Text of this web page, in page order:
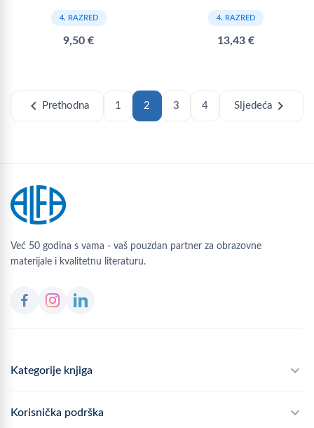
4. RAZRED
9,50 €
4. RAZRED
13,43 €
chevron_left Prethodna 1 2 3 4 Sljedeća chevron_right
Već 50 godina s vama - vaš pouzdan partner za obrazovne
materijale i kvalitetnu literaturu.
Kategorije knjiga
Školski program
Korisnička podrška